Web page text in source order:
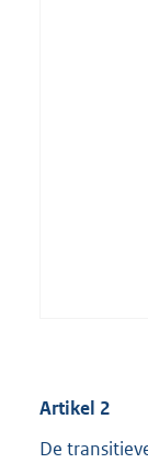
Artikel 2
De